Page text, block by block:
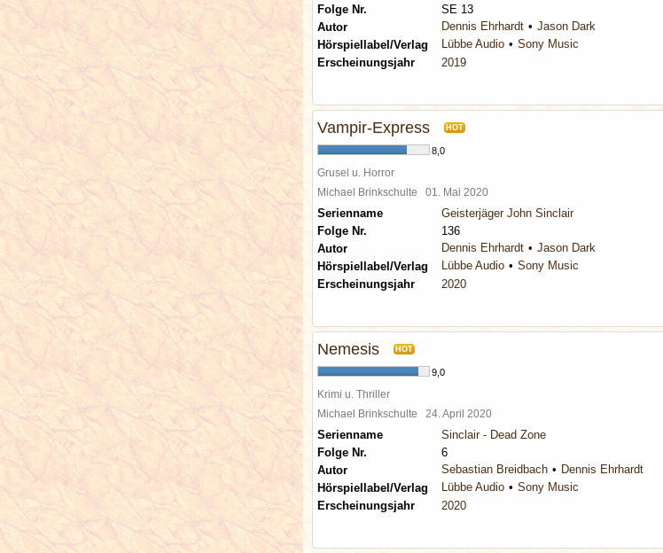
Folge Nr.
SE 13
Autor
Dennis Ehrhardt
Jason Dark
Hörspiellabel/Verlag
Lübbe Audio
Sony Music
Erscheinungsjahr
2019
Vampir-Express HOT
8,0
Grusel u. Horror
Michael Brinkschulte 01. Mai 2020
Serienname
Geisterjäger John Sinclair
Folge Nr.
136
Autor
Dennis Ehrhardt
Jason Dark
Hörspiellabel/Verlag
Lübbe Audio
Sony Music
Erscheinungsjahr
2020
Nemesis HOT
9,0
Krimi u. Thriller
Michael Brinkschulte 24. April 2020
Serienname
Sinclair - Dead Zone
Folge Nr.
6
Autor
Sebastian Breidbach
Dennis Ehrhardt
Hörspiellabel/Verlag
Lübbe Audio
Sony Music
Erscheinungsjahr
2020